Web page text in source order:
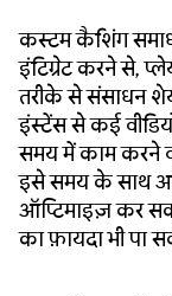
कस्टम कैशिंग
इंटिग्रेट करने से,
तरीके से संसाधन
इंस्टेंस से कई
समय में काम करने
इसे समय के साथ
ऑप्टिमाइज़ कर
का फ़ायदा भी पा